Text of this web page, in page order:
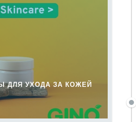
ДЛЯ УХОДА ЗА КОЖЕЙ